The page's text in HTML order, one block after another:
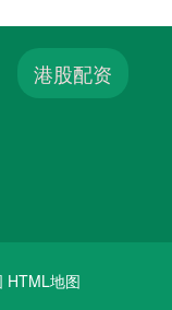
港股配资
HTML地图